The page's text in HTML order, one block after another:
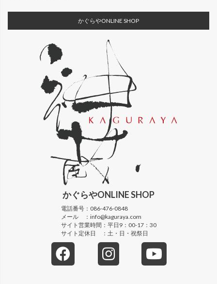
かぐらやONLINE SHOP
かぐらやONLINE SHOP
電話番号： 086-476-0848
メール ： info@kaguraya.com
サイト営業時間： 平日9：00-17：30
サイト定休日 ： 土・日・祝祭日